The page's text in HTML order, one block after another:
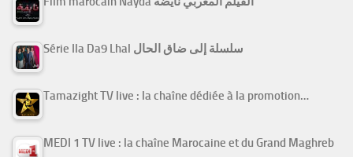
Série Ila Da9 Lhal سلسلة إلى ضاق الحال
Tamazight TV live : la chaîne dédiée à la promotion…
MEDI 1 TV live : la chaîne Marocaine et du Grand Maghreb